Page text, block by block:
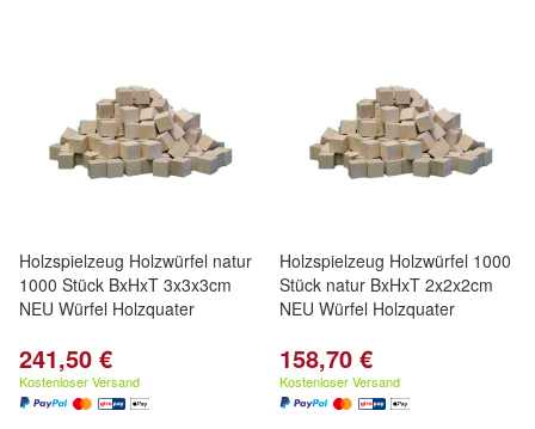
Holzspielzeug Holzwürfel natur
1000 Stück BxHxT 3x3x3cm
NEU Würfel Holzquater
241,50 €
Kostenloser Versand
Holzspielzeug Holzwürfel 1000
Stück natur BxHxT 2x2x2cm
NEU Würfel Holzquater
158,70 €
Kostenloser Versand